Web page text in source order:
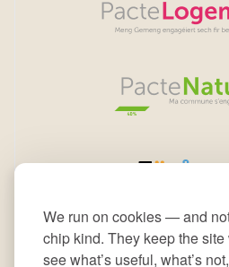
We run on cookies — and
chip kind. They keep the
see what’s useful, what’s